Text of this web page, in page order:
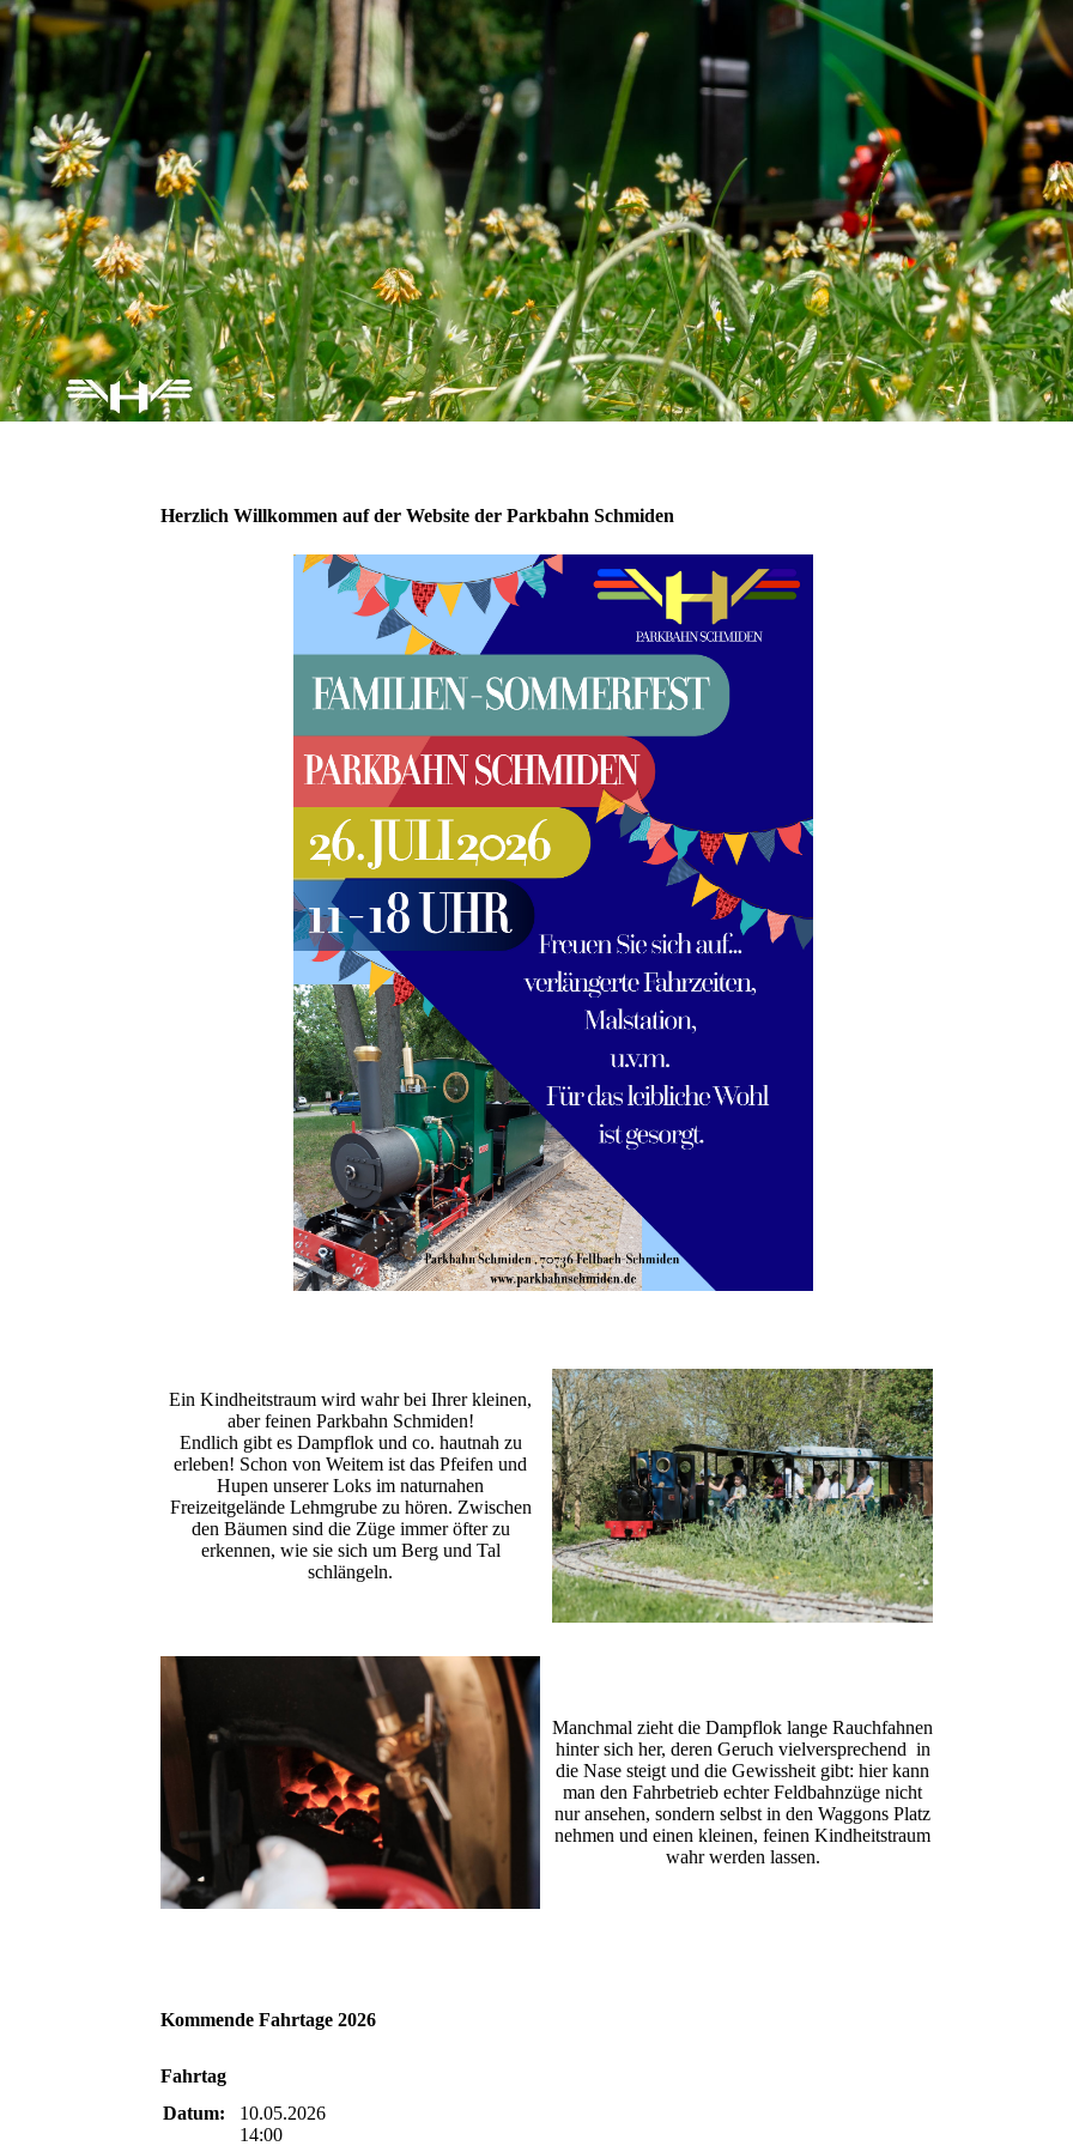
Herzlich Willkommen auf der Website der Parkbahn Schmiden
Ein Kindheitstraum wird wahr bei Ihrer kleinen,
aber feinen Parkbahn Schmiden!
Endlich gibt es Dampflok und co. hautnah zu
erleben! Schon von Weitem ist das Pfeifen und
Hupen unserer Loks im naturnahen
Freizeitgelände Lehmgrube zu hören. Zwischen
den Bäumen sind die Züge immer öfter zu
erkennen, wie sie sich um Berg und Tal
schlängeln.
Manchmal zieht die Dampflok lange Rauchfahnen
hinter sich her, deren Geruch vielversprechend in
die Nase steigt und die Gewissheit gibt: hier kann
man den Fahrbetrieb echter Feldbahnzüge nicht
nur ansehen, sondern selbst in den Waggons Platz
nehmen und einen kleinen, feinen Kindheitstraum
wahr werden lassen.
Kommende Fahrtage 2026
Fahrtag
Datum:
10.05.2026
14:00